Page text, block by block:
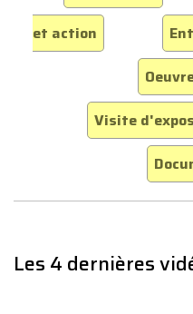
et action
Visite
Les 4 dernières